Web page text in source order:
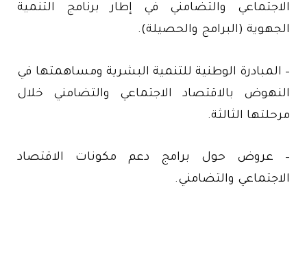
الاجتماعي والتضامني في إطار برنامج التنمية
الجهوية (البرامج والحصيلة).
– المبادرة الوطنية للتنمية البشرية ومساهمتها في
النهوض بالاقتصاد الاجتماعي والتضامني خلال
مرحلتها الثالثة.
– عروض حول برامج دعم مكونات الاقتصاد
الاجتماعي والتضامني.